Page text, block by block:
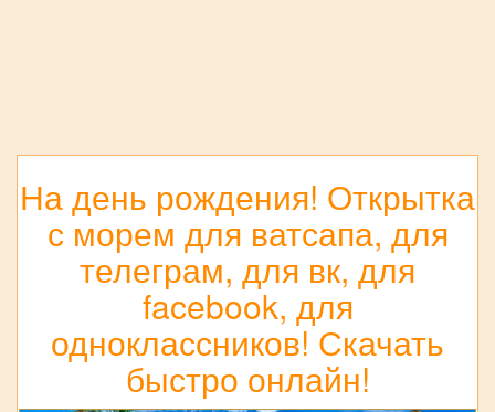
На день рождения! Открытка
с морем для ватсапа, для
телеграм, для вк, для
facebook, для
одноклассников! Скачать
быстро онлайн!